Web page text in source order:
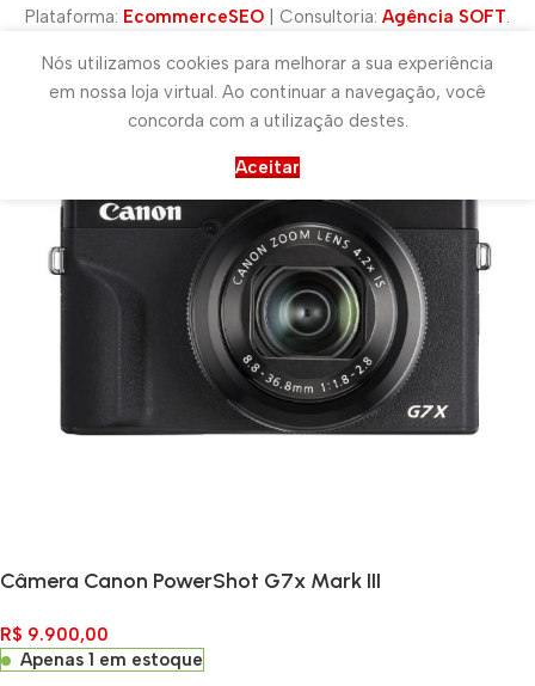
Plataforma: EcommerceSEO | Consultoria: Agência SOFT.
Nós utilizamos cookies para melhorar a sua experiência
em nossa loja virtual. Ao continuar a navegação, você
concorda com a utilização destes.
Aceitar
Câmera Canon PowerShot G7x Mark III
R$ 9.900,00
Apenas 1 em estoque